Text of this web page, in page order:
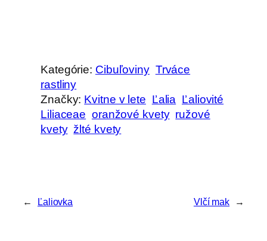
Kategórie: Cibuľoviny Trváce
rastliny
Značky: Kvitne v lete Ľalia Ľaliovité
Liliaceae oranžové kvety ružové
kvety žlté kvety
← Ľaliovka Vlčí mak →